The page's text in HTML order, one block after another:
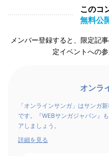
このコ
無料公
メンバー登録すると、限定記
定イベントへの
オンラ
「オンラインサンガ」はサンガ
です。『WEBサンガジャパン』
アしましょう。
詳細を見る